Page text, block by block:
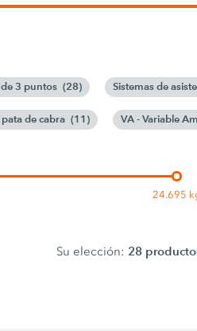
3 puntos (28) Sistemas de
de cabra (11) VA - Variable
24.695
Su elección: 28